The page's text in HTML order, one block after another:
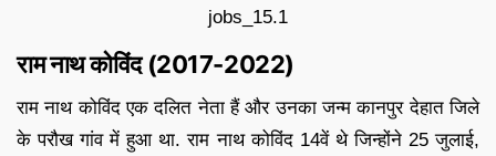
राम नाथ कोविंद (2017-2022)
राम नाथ कोविंद एक दलित नेता हैं और उनका जन्म कानपुर देहात जिले
के परौख गांव में हुआ था. राम नाथ कोविंद 14वें थे जिन्होंने 25 जुलाई,